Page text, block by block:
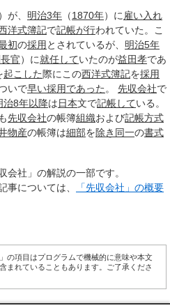
）が、 明治3年 （1870年）に雇い入れ
洋式簿記で記帳が行われていた。こ
初の採用 とされているが、 明治5年
官）に就任していたのが益田孝であ
起こした際にこの西洋式簿記を採用
いで早い採用であった。 先収会社で
治8年以降は日本文で記帳している。
も先収会社の帳簿組織および記帳方式
物産の帳簿は細部を除き 同一の書式
社」の解説の一部です。
事については、
「先収会社」の概要
の項目はプログラムで機械的に意味や本文
まれていることもあります。ご了承くださ